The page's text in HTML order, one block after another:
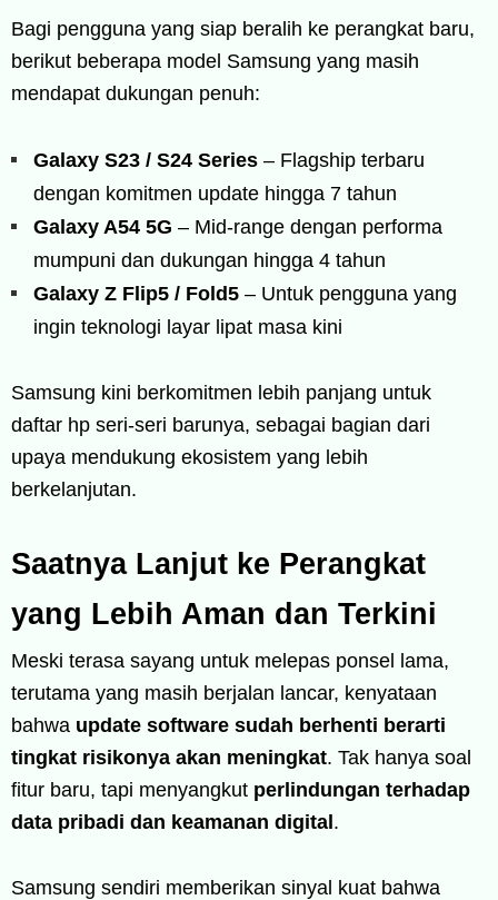
Bagi pengguna yang siap beralih ke perangkat baru,
berikut beberapa model Samsung yang masih
mendapat dukungan penuh:
Galaxy S23 / S24 Series – Flagship terbaru
dengan komitmen update hingga 7 tahun
Galaxy A54 5G – Mid-range dengan performa
mumpuni dan dukungan hingga 4 tahun
Galaxy Z Flip5 / Fold5 – Untuk pengguna yang
ingin teknologi layar lipat masa kini
Samsung kini berkomitmen lebih panjang untuk
daftar hp seri-seri barunya, sebagai bagian dari
upaya mendukung ekosistem yang lebih
berkelanjutan.
Saatnya Lanjut ke Perangkat
yang Lebih Aman dan Terkini
Meski terasa sayang untuk melepas ponsel lama,
terutama yang masih berjalan lancar, kenyataan
bahwa update software sudah berhenti berarti
tingkat risikonya akan meningkat. Tak hanya soal
fitur baru, tapi menyangkut perlindungan terhadap
data pribadi dan keamanan digital.
Samsung sendiri memberikan sinyal kuat bahwa